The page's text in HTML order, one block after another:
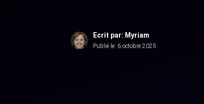
Ecrit par: Myriam
Publié le: 6 octobre 2025